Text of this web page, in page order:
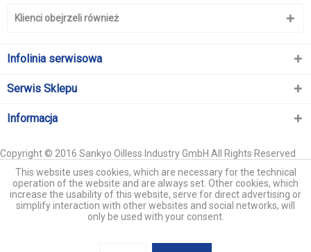
Klienci obejrzeli również
Infolinia serwisowa
Serwis Sklepu
Informacja
Copyright © 2016 Sankyo Oilless Industry GmbH All Rights Reserved
This website uses cookies, which are necessary for the technical
operation of the website and are always set. Other cookies, which
increase the usability of this website, serve for direct advertising or
simplify interaction with other websites and social networks, will
only be used with your consent.